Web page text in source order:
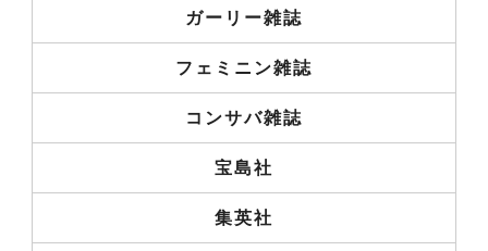
ガーリー雑誌
フェミニン雑誌
コンサバ雑誌
宝島社
集英社